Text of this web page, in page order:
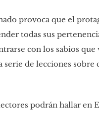
provoca que el
todas sus
con los sabios
serie de lecciones
podrán hallar